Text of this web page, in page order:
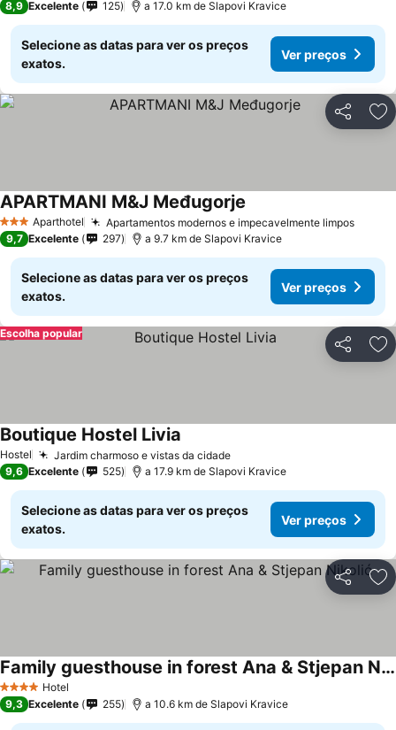
8,9 Excelente 125 a 17.0 km de Slapovi Kravice
Selecione as datas para ver os preços
exatos.
Ver preços
Partilhar
3 EstrelasAparthotel Apartamentos modernos e impecavelmente limpos
APARTMANI M&J Međugorje
9,7 Excelente 297 a 9.7 km de Slapovi Kravice
Selecione as datas para ver os preços
exatos.
Ver preços
Partilhar
Escolha popular
Hostel Jardim charmoso e vistas da cidade
Boutique Hostel Livia
9,6 Excelente 525 a 17.9 km de Slapovi Kravice
Selecione as datas para ver os preços
exatos.
Ver preços
Partilhar
4 EstrelasHotel
Family guesthouse in forest Ana & Stjepan Nikolić
9,3 Excelente 255 a 10.6 km de Slapovi Kravice